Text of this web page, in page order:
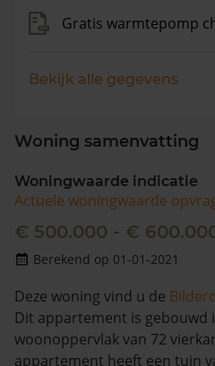
Gratis warmtepomp
Bekijk alle gegevens
Woning samenvatting
Woningwaarde indicatie
Actuele woningwaarde
€ 500.000 - €
Berekend op 01-01-2021
Deze woning vind u de
Dit appartement is gebouwd
woonoppervlak van 72
appartement heeft een tuin